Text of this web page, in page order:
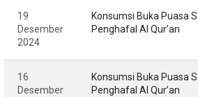
19
Desember
2024
Konsumsi Buka Puasa
Penghafal Al Qur’an
16
Desember
Konsumsi Buka Puasa
Penghafal Al Qur’an